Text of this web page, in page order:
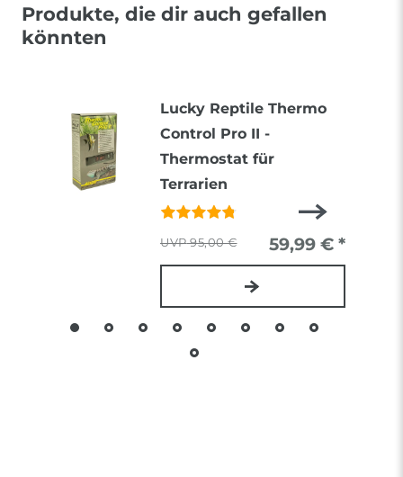
Produkte, die dir auch gefallen
könnten
Lucky Reptile Thermo
Control Pro II -
Thermostat für
Terrarien
95,00 € 59,99 € *